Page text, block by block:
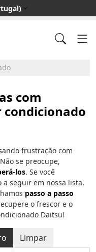
com
condicionado
frustração com
se preocupe,
los. Se você
seguir em nossa lista,
passo a passo
o frescor e o
Daitsu!
Limpar